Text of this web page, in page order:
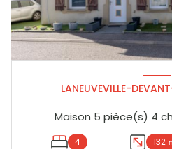
LANEUVEVILLE-
4 132